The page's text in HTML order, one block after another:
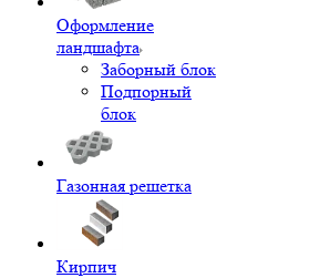
Оформление
ландшафта
Заборный блок
Подпорный
блок
Газонная решетка
Кирпич